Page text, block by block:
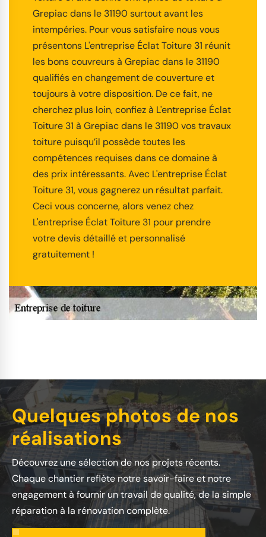
Grepiac dans le 31190 surtout avant les
intempéries. Pour vous satisfaire nous vous
présentons L'entreprise Éclat Toiture 31 réunit
les bons couvreurs à Grepiac dans le 31190
qualifiés en changement de couverture et
toujours à votre disposition. De ce fait, ne
cherchez plus loin, confiez à L'entreprise Éclat
Toiture 31 à Grepiac dans le 31190 vos travaux
toiture puisqu’il possède toutes les
compétences requises dans ce domaine à
des prix intéressants. Avec L'entreprise Éclat
Toiture 31, vous gagnerez un résultat parfait.
Ceci vous concerne, alors venez chez
L'entreprise Éclat Toiture 31 pour prendre
votre devis détaillé et personnalisé
gratuitement !
Quelques photos de nos
réalisations
Découvrez une sélection de nos projets récents.
Chaque chantier reflète notre savoir-faire et notre
engagement à fournir un travail de qualité, de la simple
réparation à la rénovation complète.